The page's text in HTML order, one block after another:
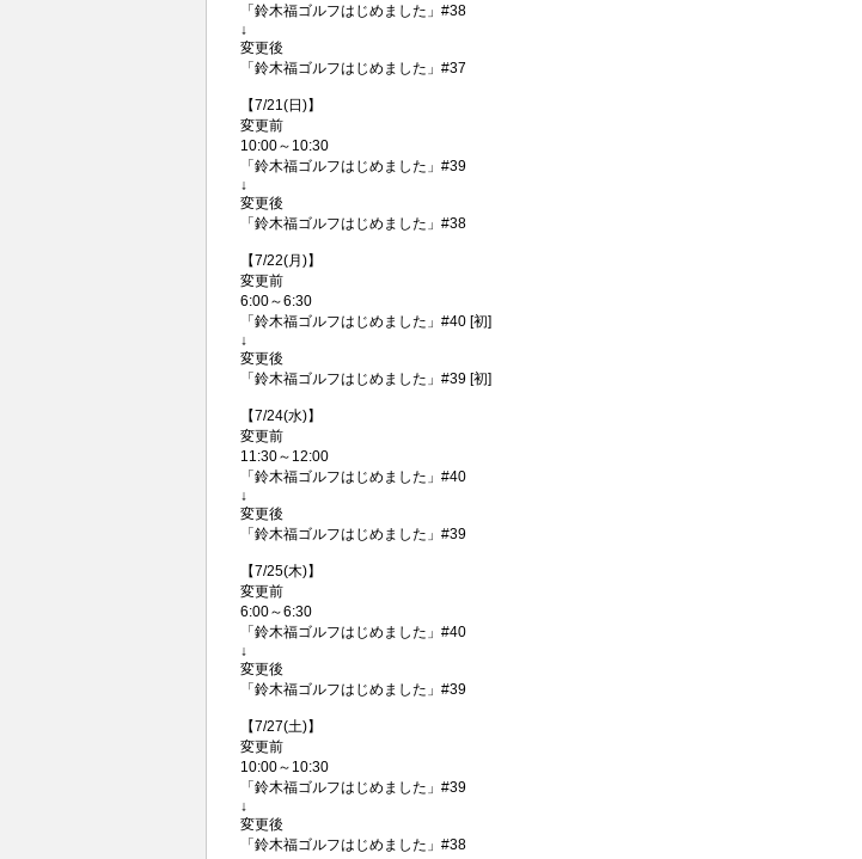
「鈴木福ゴルフはじめました」#38
↓
変更後
「鈴木福ゴルフはじめました」#37
【7/21(日)】
変更前
10:00～10:30
「鈴木福ゴルフはじめました」#39
↓
変更後
「鈴木福ゴルフはじめました」#38
【7/22(月)】
変更前
6:00～6:30
「鈴木福ゴルフはじめました」#40 [初]
↓
変更後
「鈴木福ゴルフはじめました」#39 [初]
【7/24(水)】
変更前
11:30～12:00
「鈴木福ゴルフはじめました」#40
↓
変更後
「鈴木福ゴルフはじめました」#39
【7/25(木)】
変更前
6:00～6:30
「鈴木福ゴルフはじめました」#40
↓
変更後
「鈴木福ゴルフはじめました」#39
【7/27(土)】
変更前
10:00～10:30
「鈴木福ゴルフはじめました」#39
↓
変更後
「鈴木福ゴルフはじめました」#38